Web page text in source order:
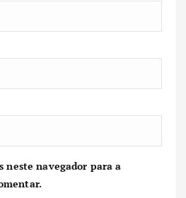
neste navegador para a